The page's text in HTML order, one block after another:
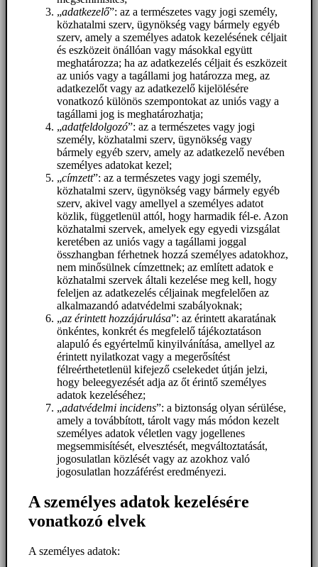
„adatkezelő”: az a természetes vagy jogi személy,
közhatalmi szerv, ügynökség vagy bármely egyéb
szerv, amely a személyes adatok kezelésének céljait
és eszközeit önállóan vagy másokkal együtt
meghatározza; ha az adatkezelés céljait és eszközeit
az uniós vagy a tagállami jog határozza meg, az
adatkezelőt vagy az adatkezelő kijelölésére
vonatkozó különös szempontokat az uniós vagy a
tagállami jog is meghatározhatja;
„adatfeldolgozó”: az a természetes vagy jogi
személy, közhatalmi szerv, ügynökség vagy
bármely egyéb szerv, amely az adatkezelő nevében
személyes adatokat kezel;
„címzett”: az a természetes vagy jogi személy,
közhatalmi szerv, ügynökség vagy bármely egyéb
szerv, akivel vagy amellyel a személyes adatot
közlik, függetlenül attól, hogy harmadik fél-e. Azon
közhatalmi szervek, amelyek egy egyedi vizsgálat
keretében az uniós vagy a tagállami joggal
összhangban férhetnek hozzá személyes adatokhoz,
nem minősülnek címzettnek; az említett adatok e
közhatalmi szervek általi kezelése meg kell, hogy
feleljen az adatkezelés céljainak megfelelően az
alkalmazandó adatvédelmi szabályoknak;
„az érintett hozzájárulása”: az érintett akaratának
önkéntes, konkrét és megfelelő tájékoztatáson
alapuló és egyértelmű kinyilvánítása, amellyel az
érintett nyilatkozat vagy a megerősítést
félreérthetetlenül kifejező cselekedet útján jelzi,
hogy beleegyezését adja az őt érintő személyes
adatok kezeléséhez;
„adatvédelmi incidens”: a biztonság olyan sérülése,
amely a továbbított, tárolt vagy más módon kezelt
személyes adatok véletlen vagy jogellenes
megsemmisítését, elvesztését, megváltoztatását,
jogosulatlan közlését vagy az azokhoz való
jogosulatlan hozzáférést eredményezi.
A személyes adatok kezelésére
vonatkozó elvek
A személyes adatok: